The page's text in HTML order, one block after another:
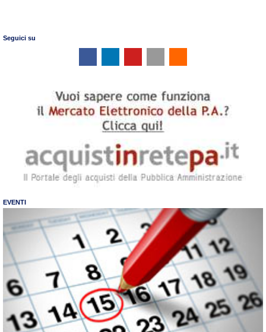
Seguici su
EVENTI